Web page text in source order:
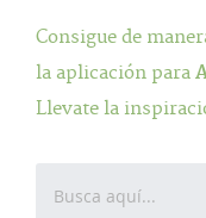
Consigue de
la aplicación para
Llevate la